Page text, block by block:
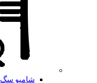
شامپو سگ